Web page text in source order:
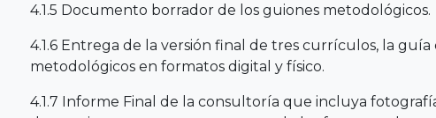
4.1.5 Documento borrador de los guiones metodológicos.
4.1.6 Entrega de la versión final de tres currículos, la
metodológicos en formatos digital y físico.
4.1.7 Informe Final de la consultoría que incluya